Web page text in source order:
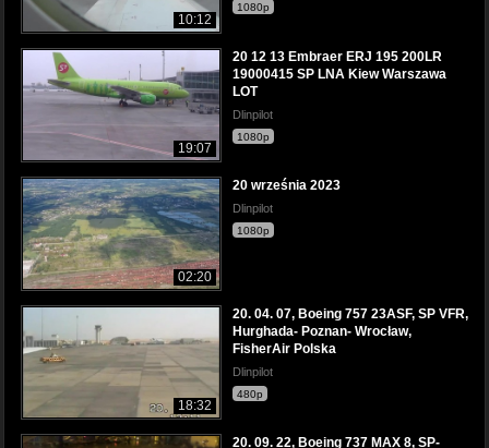
10:12
1080p
19:07
20 12 13 Embraer ERJ 195 200LR
19000415 SP LNA Kiew Warszawa
LOT
Dlinpilot
1080p
02:20
20 września 2023
Dlinpilot
1080p
18:32
20. 04. 07, Boeing 757 23ASF, SP VFR,
Hurghada- Poznan- Wrocław,
FisherAir Polska
Dlinpilot
480p
20. 09. 22, Boeing 737 MAX 8, SP-